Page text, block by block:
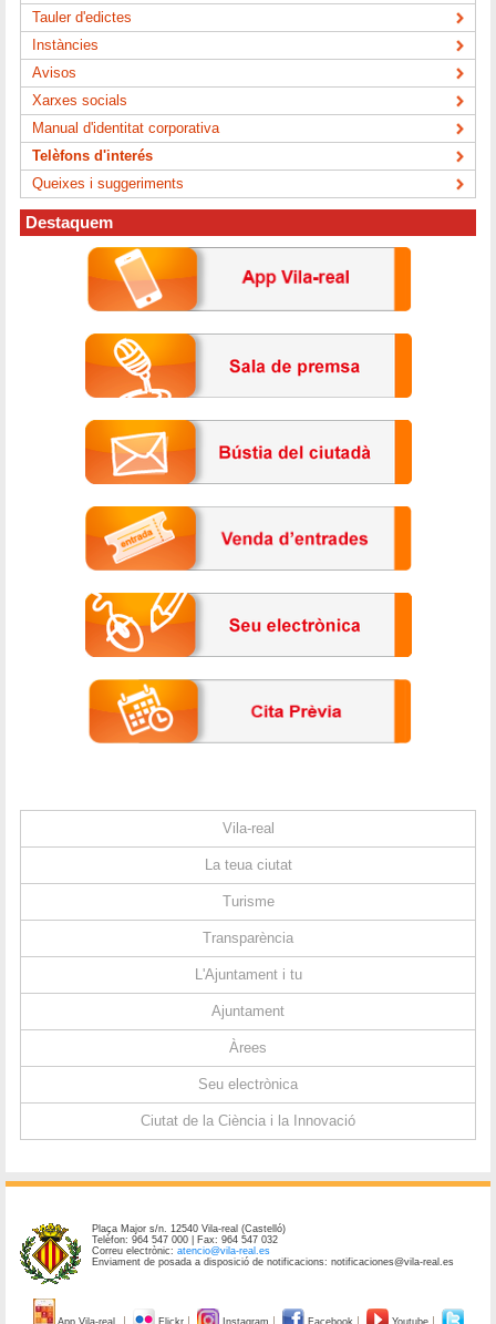
Tauler d'edictes
Instàncies
Avisos
Xarxes socials
Manual d'identitat corporativa
Telèfons d'interés
Queixes i suggeriments
Destaquem
Vila-real
La teua ciutat
Turisme
Transparència
L'Ajuntament i tu
Ajuntament
Àrees
Seu electrònica
Ciutat de la Ciència i la Innovació
Plaça Major s/n. 12540 Vila-real (Castelló)
Telèfon: 964 547 000 | Fax: 964 547 032
Correu electrònic:atencio@vila-real.es
Enviament de posada a disposició de notificacions: notificaciones@vila-real.es
App Vila-real Flickr Instagram Facebook Youtube